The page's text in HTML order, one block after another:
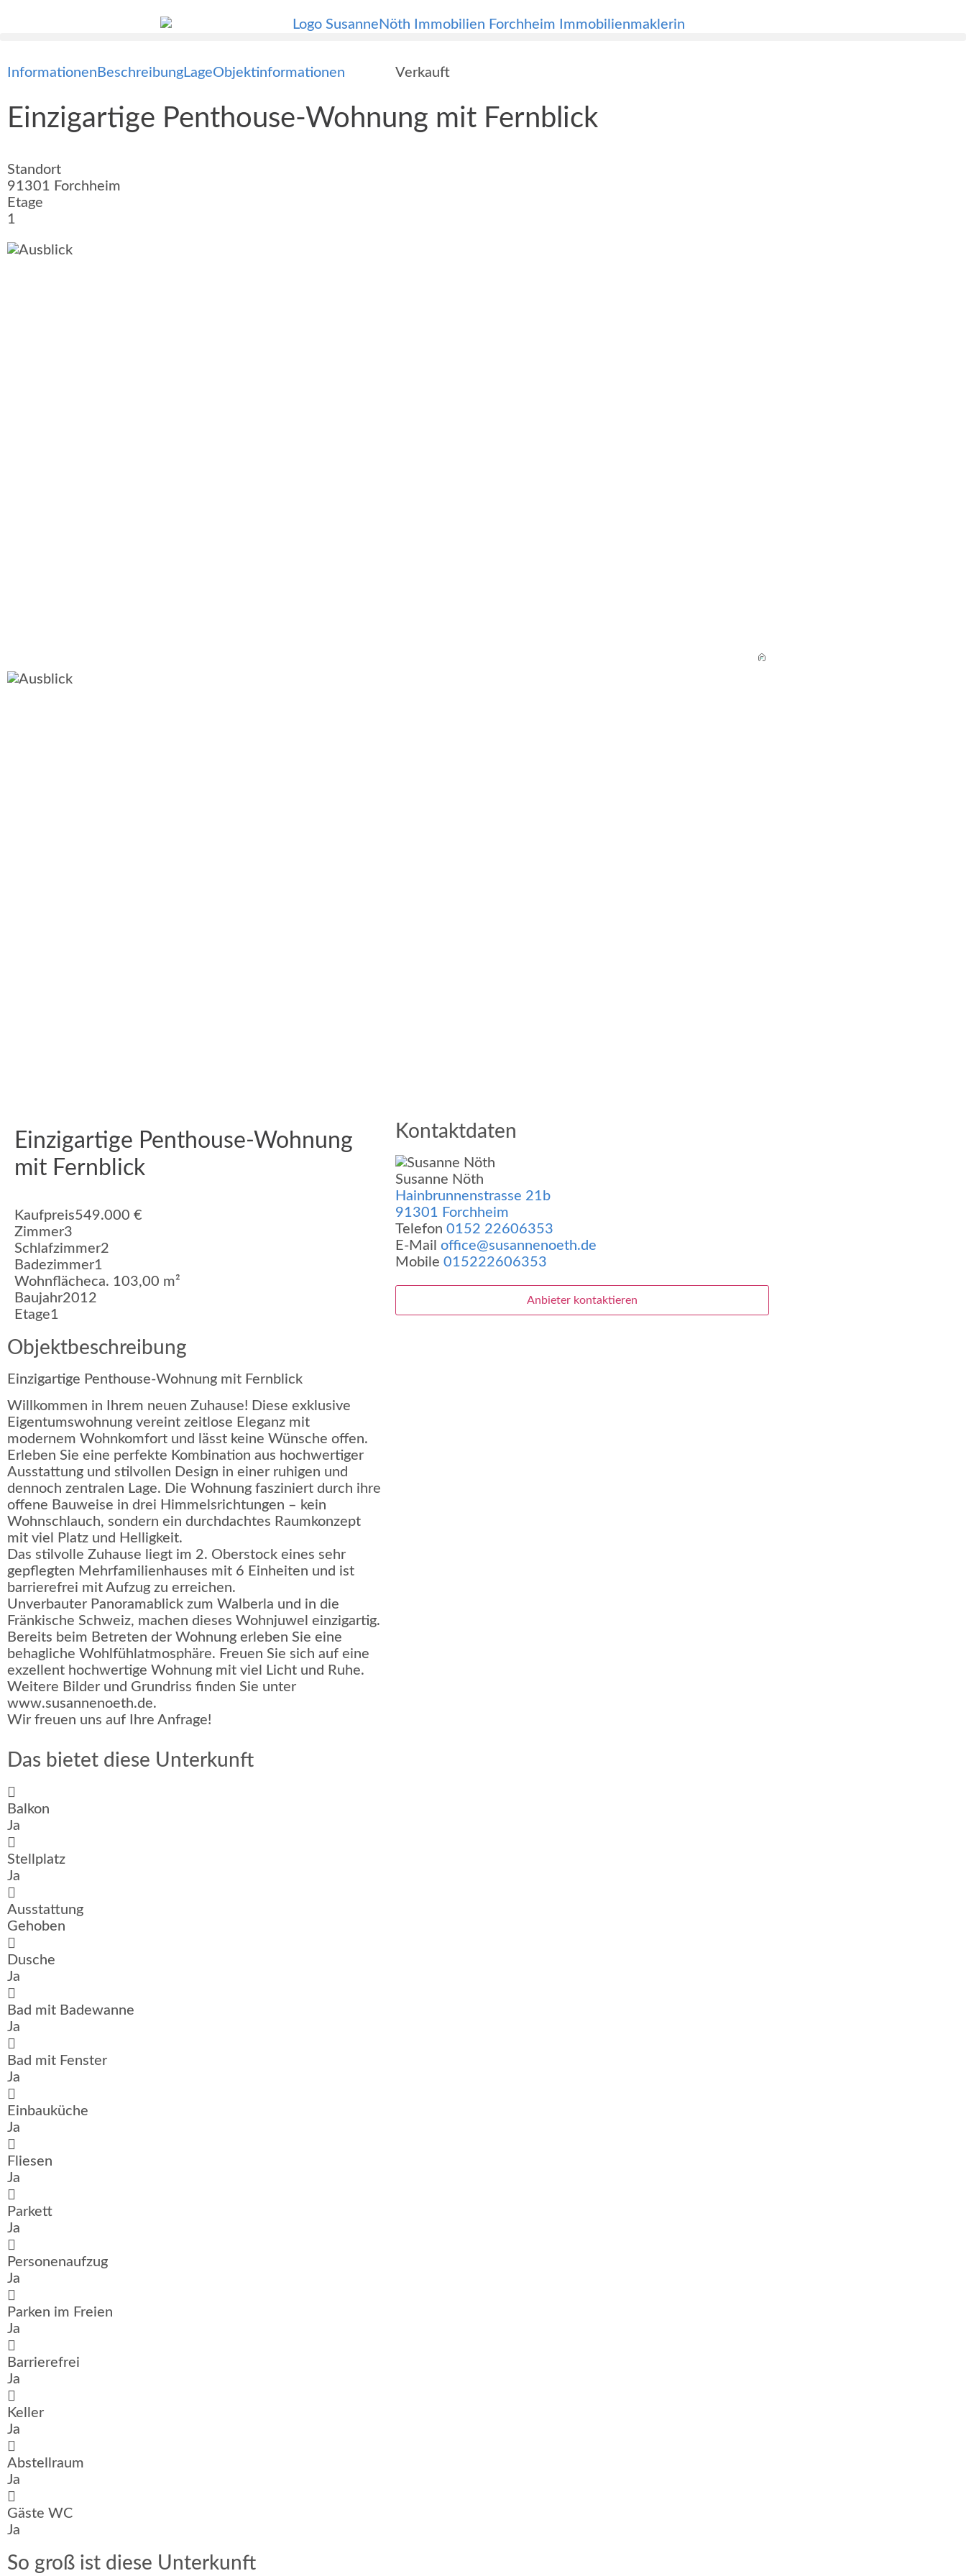
Informationen BeschreibungLageObjektinformationen Verkauft
Einzigartige Penthouse-Wohnung mit Fernblick
Standort
91301 Forchheim
Etage
1
Einzigartige Penthouse-Wohnung
mit Fernblick
Kaufpreis549.000 €
Zimmer3
Schlafzimmer2
Badezimmer1
Wohnflächeca. 103,00 m²
Baujahr2012
Etage1
Objektbeschreibung
Einzigartige Penthouse-Wohnung mit Fernblick
Willkommen in Ihrem neuen Zuhause! Diese exklusive
Eigentumswohnung vereint zeitlose Eleganz mit
modernem Wohnkomfort und lässt keine Wünsche offen.
Erleben Sie eine perfekte Kombination aus hochwertiger
Ausstattung und stilvollen Design in einer ruhigen und
dennoch zentralen Lage. Die Wohnung fasziniert durch ihre
offene Bauweise in drei Himmelsrichtungen – kein
Wohnschlauch, sondern ein durchdachtes Raumkonzept
mit viel Platz und Helligkeit.
Das stilvolle Zuhause liegt im 2. Oberstock eines sehr
gepflegten Mehrfamilienhauses mit 6 Einheiten und ist
barrierefrei mit Aufzug zu erreichen.
Unverbauter Panoramablick zum Walberla und in die
Fränkische Schweiz, machen dieses Wohnjuwel einzigartig.
Bereits beim Betreten der Wohnung erleben Sie eine
behagliche Wohlfühlatmosphäre. Freuen Sie sich auf eine
exzellent hochwertige Wohnung mit viel Licht und Ruhe.
Weitere Bilder und Grundriss finden Sie unter
www.susannenoeth.de.
Wir freuen uns auf Ihre Anfrage!
Das bietet diese Unterkunft
Balkon
Ja
Stellplatz
Ja
Ausstattung
Gehoben
Dusche
Ja
Bad mit Badewanne
Ja
Bad mit Fenster
Ja
Einbauküche
Ja
Fliesen
Ja
Parkett
Ja
Personenaufzug
Ja
Parken im Freien
Ja
Barrierefrei
Ja
Keller
Ja
Abstellraum
Ja
Gäste WC
Ja
So groß ist diese Unterkunft
Kontaktdaten
Susanne Nöth
Hainbrunnenstrasse 21b
91301 Forchheim
Telefon 0152 22606353
E-Mail office@susannenoeth.de
Mobile 015222606353
Anbieter kontaktieren